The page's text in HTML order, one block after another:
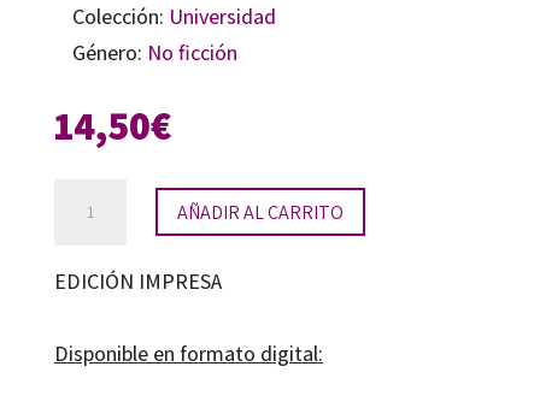
Colección: Universidad
Género: No ficción
14,50€
neuroeducación
un
enfoque
AÑADIR AL CARRITO
EDICIÓN IMPRESA
Disponible en formato digital: